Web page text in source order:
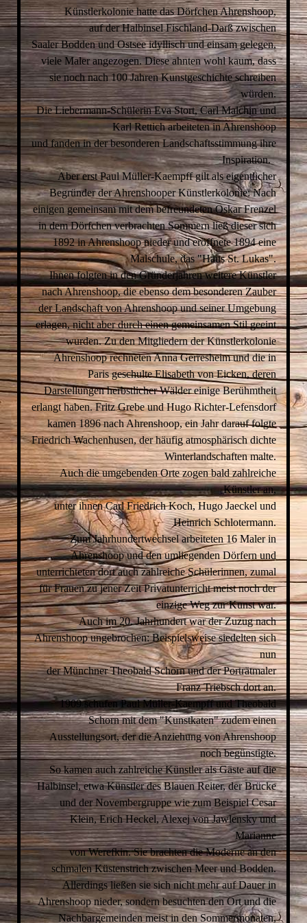
Künstlerkolonie hatte das Dörfchen Ahrenshoop,
auf der Halbinsel Fischland-Darß zwischen
Saaler Bodden und Ostsee idyllisch und einsam gelegen,
viele Maler angezogen. Diese ahnten wohl kaum, dass
sie noch nach 100 Jahren Kunstgeschichte schreiben
würden.
Die Liebermann-Schülerin Eva Stort, Carl Malchin und
Karl Rettich arbeiteten in Ahrenshoop
und fanden in der besonderen Landschaftsstimmung ihre
Inspiration.
Aber erst Paul Müller-Kaempff gilt als eigentlicher
Begründer der Ahrenshooper Künstlerkolonie: Nach
einigen gemeinsam mit dem befreundeten Oskar Frenzel
in dem Dörfchen verbrachten Sommern ließ dieser sich
1892 in Ahrenshoop nieder und eröffnete 1894 eine
Malschule, das "Haus St. Lukas".
Ihnen folgten in den Gründerjahren weitere Künstler
nach Ahrenshoop, die ebenso dem besonderen Zauber
der Landschaft von Ahrenshoop und seiner Umgebung
erlagen, nicht aber durch einen gemeinsamen Stil geeint
wurden. Zu den Mitgliedern der Künstlerkolonie
Ahrenshoop rechneten Anna Gerresheim und die in
Paris geschulte Elisabeth von Eicken, deren
Darstellungen herbstlicher Wälder einige Berühmtheit
erlangt haben. Fritz Grebe und Hugo Richter-Lefensdorf
kamen 1896 nach Ahrenshoop, ein Jahr darauf folgte
Friedrich Wachenhusen, der häufig atmosphärisch dichte
Winterlandschaften malte.
Auch die umgebenden Orte zogen bald zahlreiche
Künstler an,
unter ihnen Carl Friedrich Koch, Hugo Jaeckel und
Heinrich Schlotermann.
Zum Jahrhundertwechsel arbeiteten 16 Maler in
Ahrenshoop und den umliegenden Dörfern und
unterrichteten dort auch zahlreiche Schülerinnen, zumal
für Frauen zu jener Zeit Privatunterricht meist noch der
einzige Weg zur Kunst war.
Auch im 20. Jahrhundert war der Zuzug nach
Ahrenshoop ungebrochen: Beispielsweise siedelten sich
nun
der Münchner Theobald Schorn und der Porträtmaler
Franz Triebsch dort an.
1909 schufen Paul Müller-Kaempff und Theobald
Schorn mit dem "Kunstkaten" zudem einen
Ausstellungsort, der die Anziehung von Ahrenshoop
noch begünstigte.
So kamen auch zahlreiche Künstler als Gäste auf die
Halbinsel, etwa Künstler des Blauen Reiter, der Brücke
und der Novembergruppe wie zum Beispiel Cesar
Klein, Erich Heckel, Alexej von Jawlensky und
Marianne
von Werefkin. Sie brachten die Moderne an den
schmalen Küstenstrich zwischen Meer und Bodden.
Allerdings ließen sie sich nicht mehr auf Dauer in
Ahrenshoop nieder, sondern besuchten den Ort und die
Nachbargemeinden meist in den Sommermonaten,